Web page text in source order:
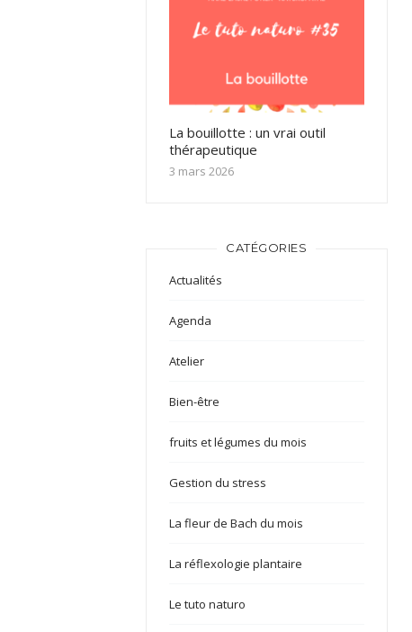
La bouillotte : un vrai outil
thérapeutique
3 mars 2026
CATÉGORIES
Actualités
Agenda
Atelier
Bien-être
fruits et légumes du mois
Gestion du stress
La fleur de Bach du mois
La réflexologie plantaire
Le tuto naturo